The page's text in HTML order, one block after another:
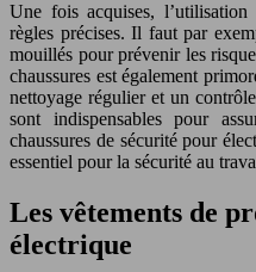
Une fois acquises,
règles précises. Il faut par
mouillés pour prévenir les
chaussures est également
nettoyage régulier et un
sont indispensables pour
chaussures de sécurité pour
essentiel pour la sécurité au
Les vêtements de
électrique